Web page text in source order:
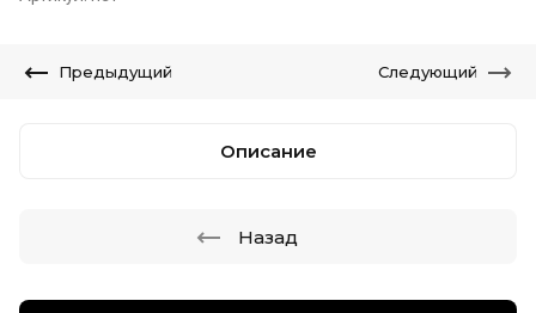
Предыдущий Следующий
Описание
Назад